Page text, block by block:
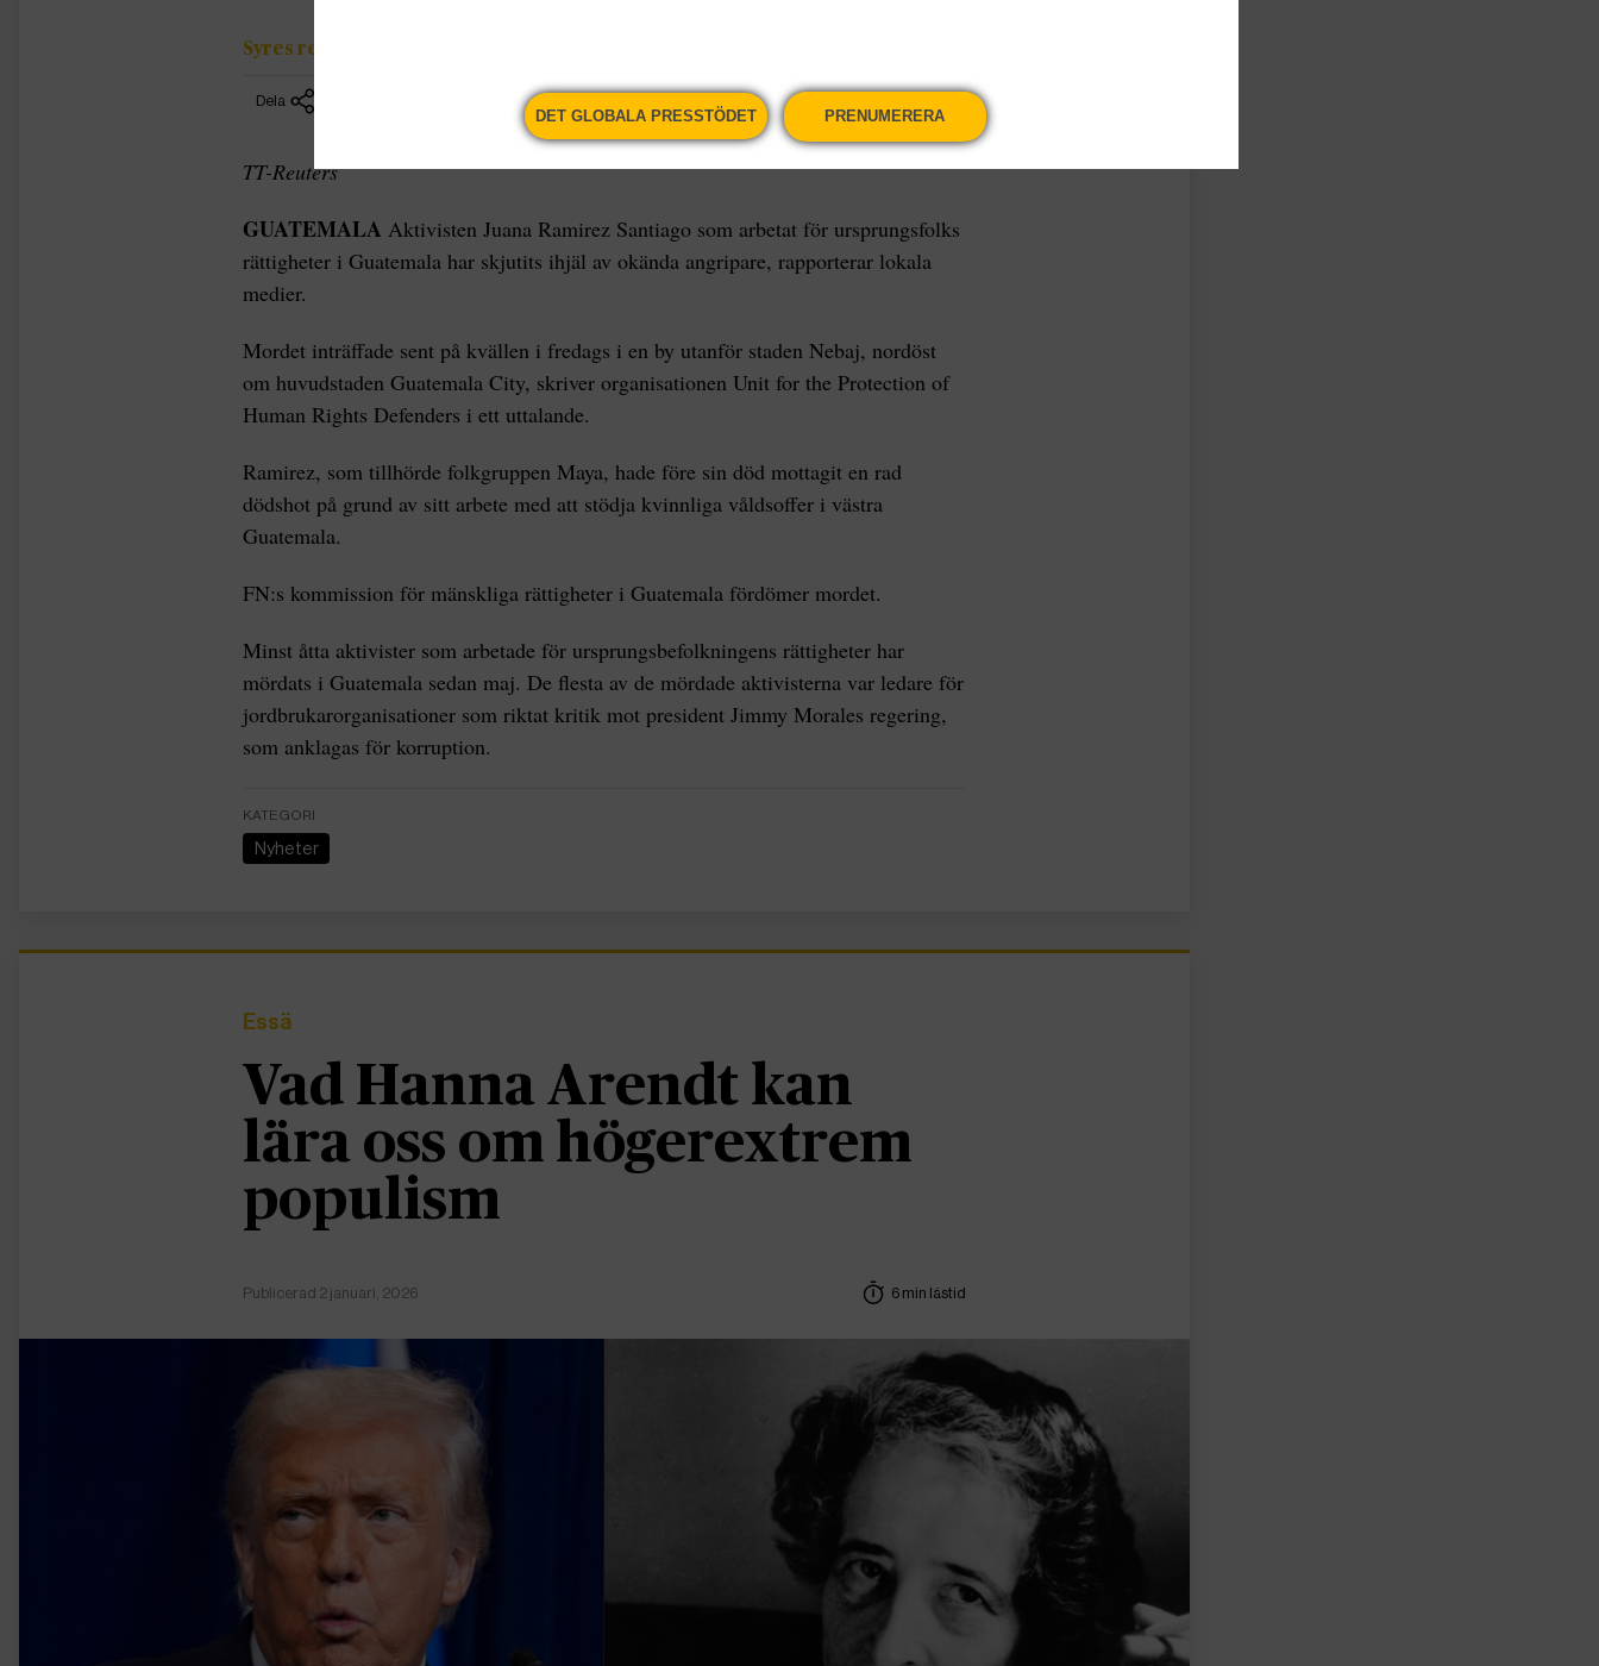
Syres redaktion
Dela
TT-Reuters
GUATEMALA Aktivisten Juana Ramirez Santiago som arbetat för ursprungsfolks
rättigheter i Guatemala har skjutits ihjäl av okända angripare, rapporterar lokala
medier.
Mordet inträffade sent på kvällen i fredags i en by utanför staden Nebaj, nordöst
om huvudstaden Guatemala City, skriver organisationen Unit for the Protection of
Human Rights Defenders i ett uttalande.
Ramirez, som tillhörde folkgruppen Maya, hade före sin död mottagit en rad
dödshot på grund av sitt arbete med att stödja kvinnliga våldsoffer i västra
Guatemala.
FN:s kommission för mänskliga rättigheter i Guatemala fördömer mordet.
Minst åtta aktivister som arbetade för ursprungsbefolkningens rättigheter har
mördats i Guatemala sedan maj. De flesta av de mördade aktivisterna var ledare för
jordbrukarorganisationer som riktat kritik mot president Jimmy Morales regering,
som anklagas för korruption.
KATEGORI
Nyheter
Essä
Vad Hanna Arendt kan
lära oss om högerextrem
populism
Publicerad 2 januari, 2026 6 min lästid
DET GLOBALA PRESSTÖDET PRENUMERERA